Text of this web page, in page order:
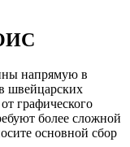
напрямую в
швейцарских
графического
более сложной
основной сбор